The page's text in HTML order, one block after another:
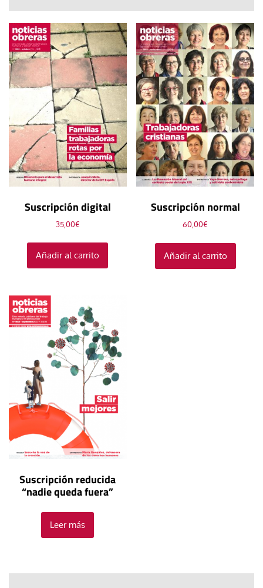
Suscripción digital
35,00€
Añadir al carrito
Suscripción normal
60,00€
Añadir al carrito
Suscripción reducida
“nadie queda fuera”
Leer más